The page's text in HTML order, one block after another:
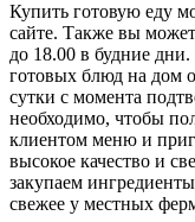
Купить готовую еду
сайте. Также вы
до 18.00 в будние
готовых блюд на дом
сутки с момента
необходимо, чтобы
клиентом меню и
высокое качество и
закупаем
свежее у местных